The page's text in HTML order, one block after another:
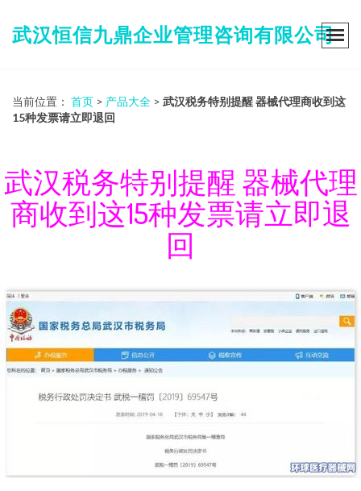
武汉恒信九鼎企业管理咨询有限公司
当前位置： 首页 > 产品大全 > 武汉税务特别提醒 器械代理商收到这
15种发票请立即退回
武汉税务特别提醒 器械代理
商收到这15种发票请立即退
回